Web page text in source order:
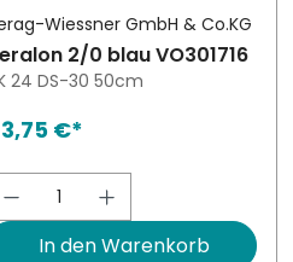
Wiessner GmbH & Co.KG
2/0 blau VO301716
24 DS-30 50cm
€*
Anzahl: Gib
In den Warenkorb